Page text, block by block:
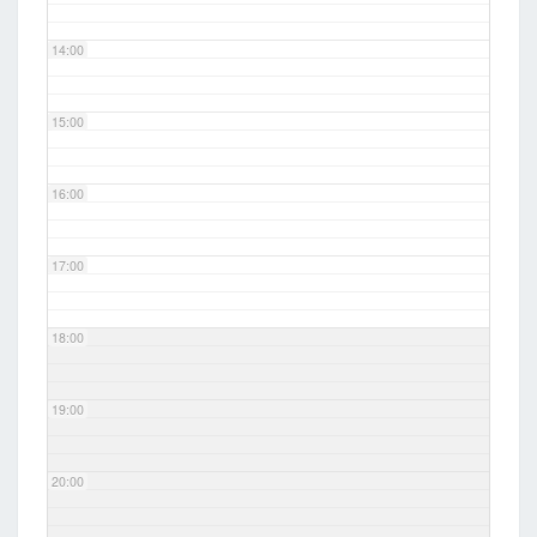
14:00
15:00
16:00
17:00
18:00
19:00
20:00